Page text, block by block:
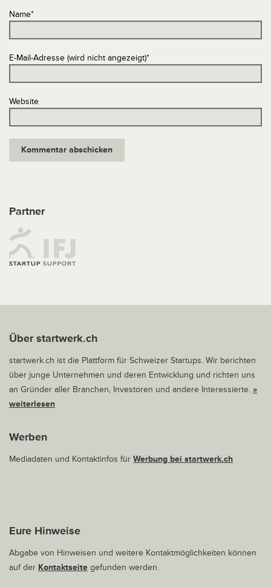
Name*
E-Mail-Adresse (wird nicht angezeigt)*
Website
Partner
Über startwerk.ch
startwerk.ch ist die Plattform für Schweizer Startups. Wir berichten
über junge Unternehmen und deren Entwicklung und richten uns
an Gründer aller Branchen, Investoren und andere Interessierte. »
weiterlesen
Werben
Mediadaten und Kontaktinfos für Werbung bei startwerk.ch
Eure Hinweise
Abgabe von Hinweisen und weitere Kontaktmöglichkeiten können
auf der Kontaktseite gefunden werden.